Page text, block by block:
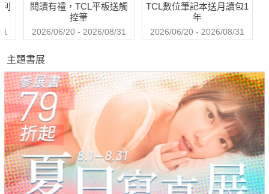
閱讀有禮，TCL平板送觸
控筆
2026/06/20 - 2026/08/31
TCL數位筆記本送月讀包1
年
2026/06/20 - 2026/08/31
主題書展